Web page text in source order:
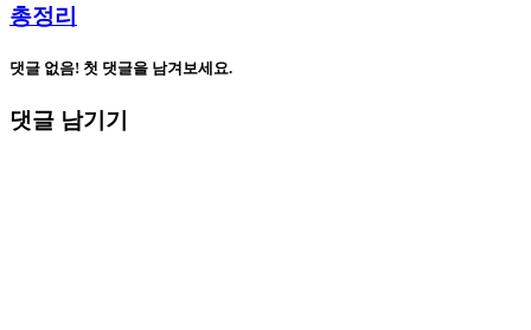
총정리
댓글 없음! 첫 댓글을 남겨보세요.
댓글 남기기